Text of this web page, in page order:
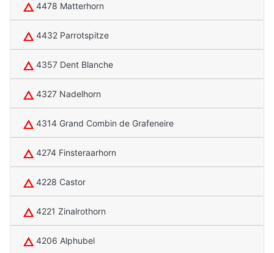
4478 Matterhorn
4432 Parrotspitze
4357 Dent Blanche
4327 Nadelhorn
4314 Grand Combin de Grafeneire
4274 Finsteraarhorn
4228 Castor
4221 Zinalrothorn
4206 Alphubel